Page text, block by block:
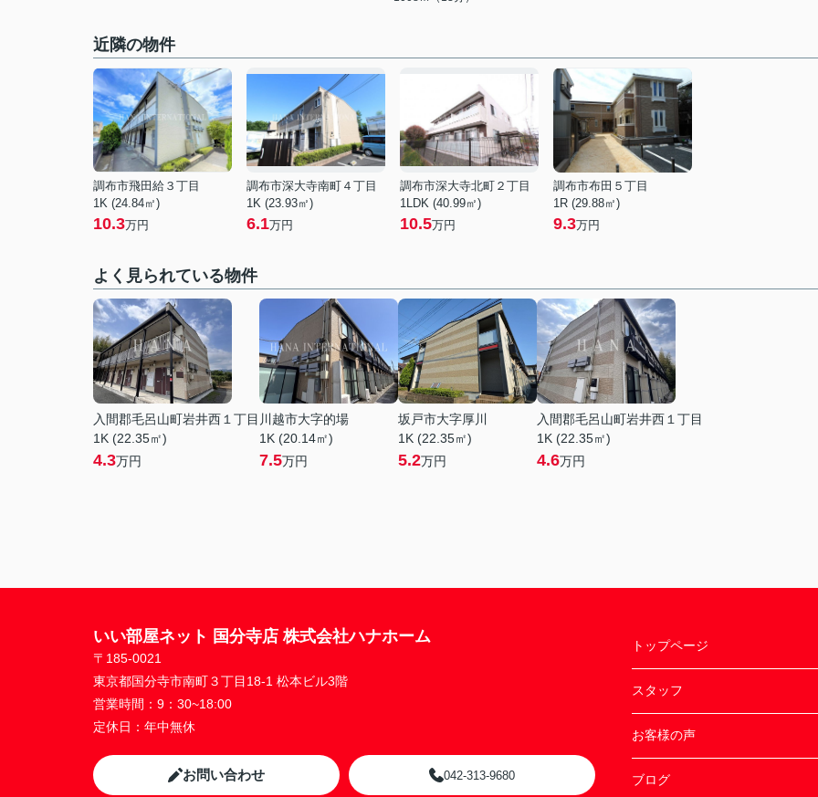
近隣の物件
調布市飛田給３丁目
1K (24.84㎡)
10.3万円
調布市深大寺南町４丁目
1K (23.93㎡)
6.1万円
調布市深大寺北町２丁目
1LDK (40.99㎡)
10.5万円
調布市布田５丁目
1R (29.88㎡)
9.3万円
よく見られている物件
入間郡毛呂山町岩井西１丁目
1K (22.35㎡)
4.3万円
川越市大字的場
1K (20.14㎡)
7.5万円
坂戸市大字厚川
1K (22.35㎡)
5.2万円
入間郡毛呂山町岩井西１丁目
1K (22.35㎡)
4.6万円
いい部屋ネット 国分寺店 株式会社ハナホーム
〒185-0021
東京都国分寺市南町３丁目18-1 松本ビル3階
営業時間： 9：30~18:00
定休日： 年中無休
お問い合わせ 042-313-9680
トップページ
スタッフ
お客様の声
ブログ